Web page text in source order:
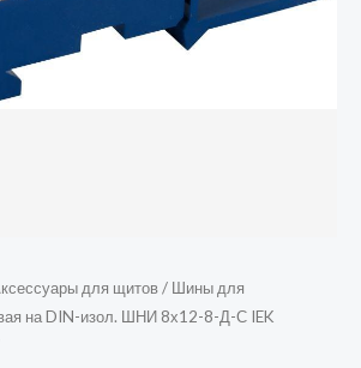
для щитов/ Шины для
на DIN-изол. ШНИ 8х12-8-Д-С IEK